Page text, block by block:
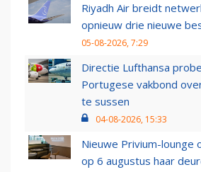
Riyadh Air breidt
opnieuw drie nieuwe
05-08-2026, 7:29
Directie Lufthansa
Portugese vakbond
te sussen
04-08-2026, 15:33
Nieuwe Privium-lounge
op 6 augustus haar